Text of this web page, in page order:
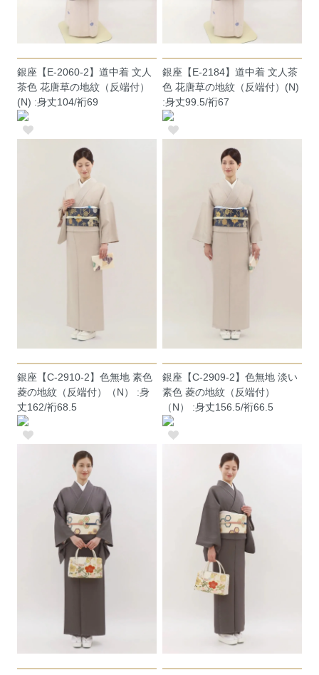
銀座【E-2060-2】道中着 文人
茶色 花唐草の地紋（反端付）
(N) :身丈104/裄69
銀座【E-2184】道中着 文人茶
色 花唐草の地紋（反端付）(N)
:身丈99.5/裄67
銀座【C-2910-2】色無地 素色
菱の地紋（反端付）（N） :身
丈162/裄68.5
銀座【C-2909-2】色無地 淡い
素色 菱の地紋（反端付）
（N） :身丈156.5/裄66.5